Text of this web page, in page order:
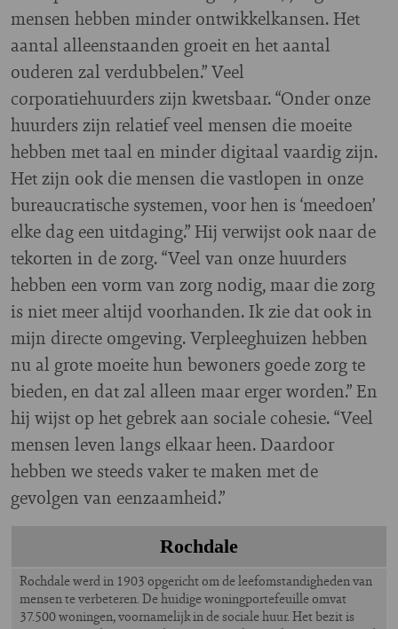
mensen hebben minder ontwikkelkansen. Het
aantal alleenstaanden groeit en het aantal
ouderen zal verdubbelen.” Veel
corporatiehuurders zijn kwetsbaar. “Onder onze
huurders zijn relatief veel mensen die moeite
hebben met taal en minder digitaal vaardig zijn.
Het zijn ook die mensen die vastlopen in onze
bureaucratische systemen, voor hen is ‘meedoen’
elke dag een uitdaging.” Hij verwijst ook naar de
tekorten in de zorg. “Veel van onze huurders
hebben een vorm van zorg nodig, maar die zorg
is niet meer altijd voorhanden. Ik zie dat ook in
mijn directe omgeving. Verpleeghuizen hebben
nu al grote moeite hun bewoners goede zorg te
bieden, en dat zal alleen maar erger worden.” En
hij wijst op het gebrek aan sociale cohesie. “Veel
mensen leven langs elkaar heen. Daardoor
hebben we steeds vaker te maken met de
gevolgen van eenzaamheid.”
Rochdale
Rochdale werd in 1903 opgericht om de leefomstandigheden van
mensen te verbeteren. De huidige woningportefeuille omvat
37.500 woningen, voornamelijk in de sociale huur. Het bezit is